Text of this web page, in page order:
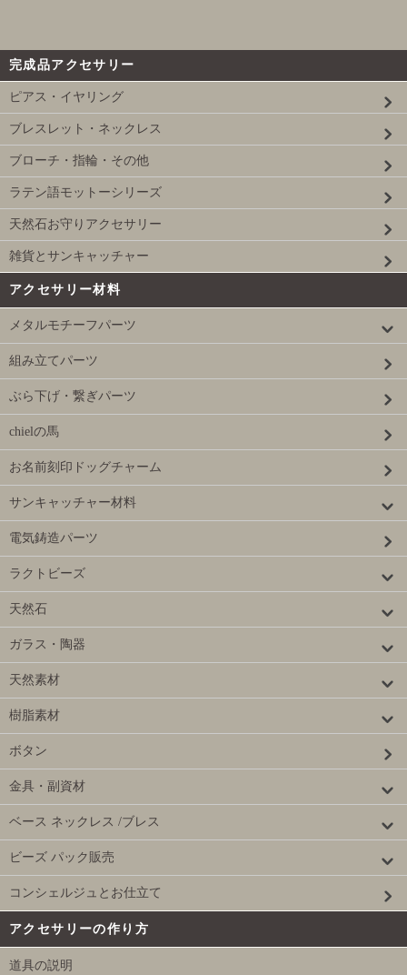
完成品アクセサリー
ピアス・イヤリング
ブレスレット・ネックレス
ブローチ・指輪・その他
ラテン語モットーシリーズ
天然石お守りアクセサリー
雑貨とサンキャッチャー
アクセサリー材料
メタルモチーフパーツ
組み立てパーツ
ぶら下げ・繋ぎパーツ
chielの馬
お名前刻印ドッグチャーム
サンキャッチャー材料
電気鋳造パーツ
ラクトビーズ
天然石
ガラス・陶器
天然素材
樹脂素材
ボタン
金具・副資材
ベース ネックレス /ブレス
ビーズ パック販売
コンシェルジュとお仕立て
アクセサリーの作り方
道具の説明